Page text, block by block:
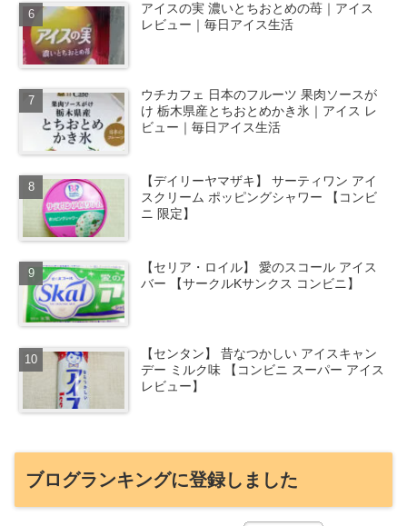
アイスの実 濃いとちおとめの苺｜アイス
レビュー｜毎日アイス生活
ウチカフェ 日本のフルーツ 果肉ソースが
け 栃木県産とちおとめかき氷｜アイス レ
ビュー｜毎日アイス生活
【デイリーヤマザキ】 サーティワン アイ
スクリーム ポッピングシャワー 【コンビ
ニ 限定】
【セリア・ロイル】 愛のスコール アイス
バー 【サークルKサンクス コンビニ】
【センタン】 昔なつかしい アイスキャン
デー ミルク味 【コンビニ スーパー アイス
レビュー】
ブログランキングに登録しました